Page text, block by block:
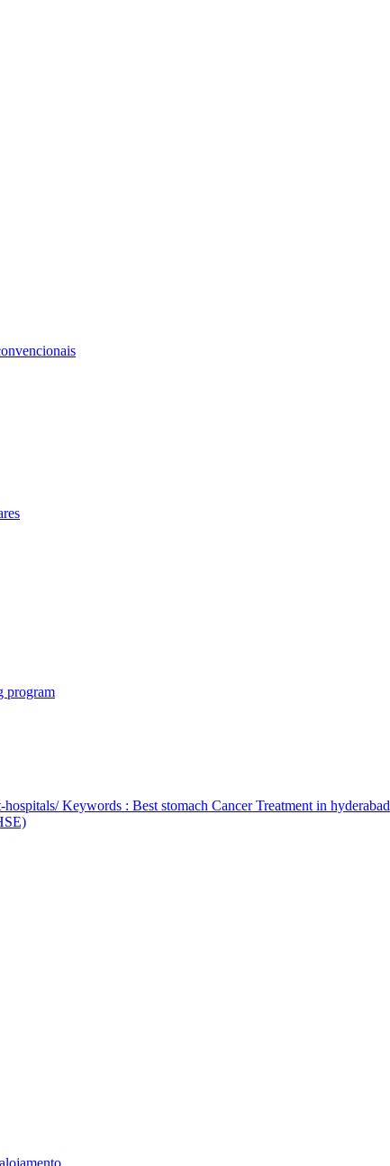
program
Keywords : Best stomach Cancer Treatment in hyderabad